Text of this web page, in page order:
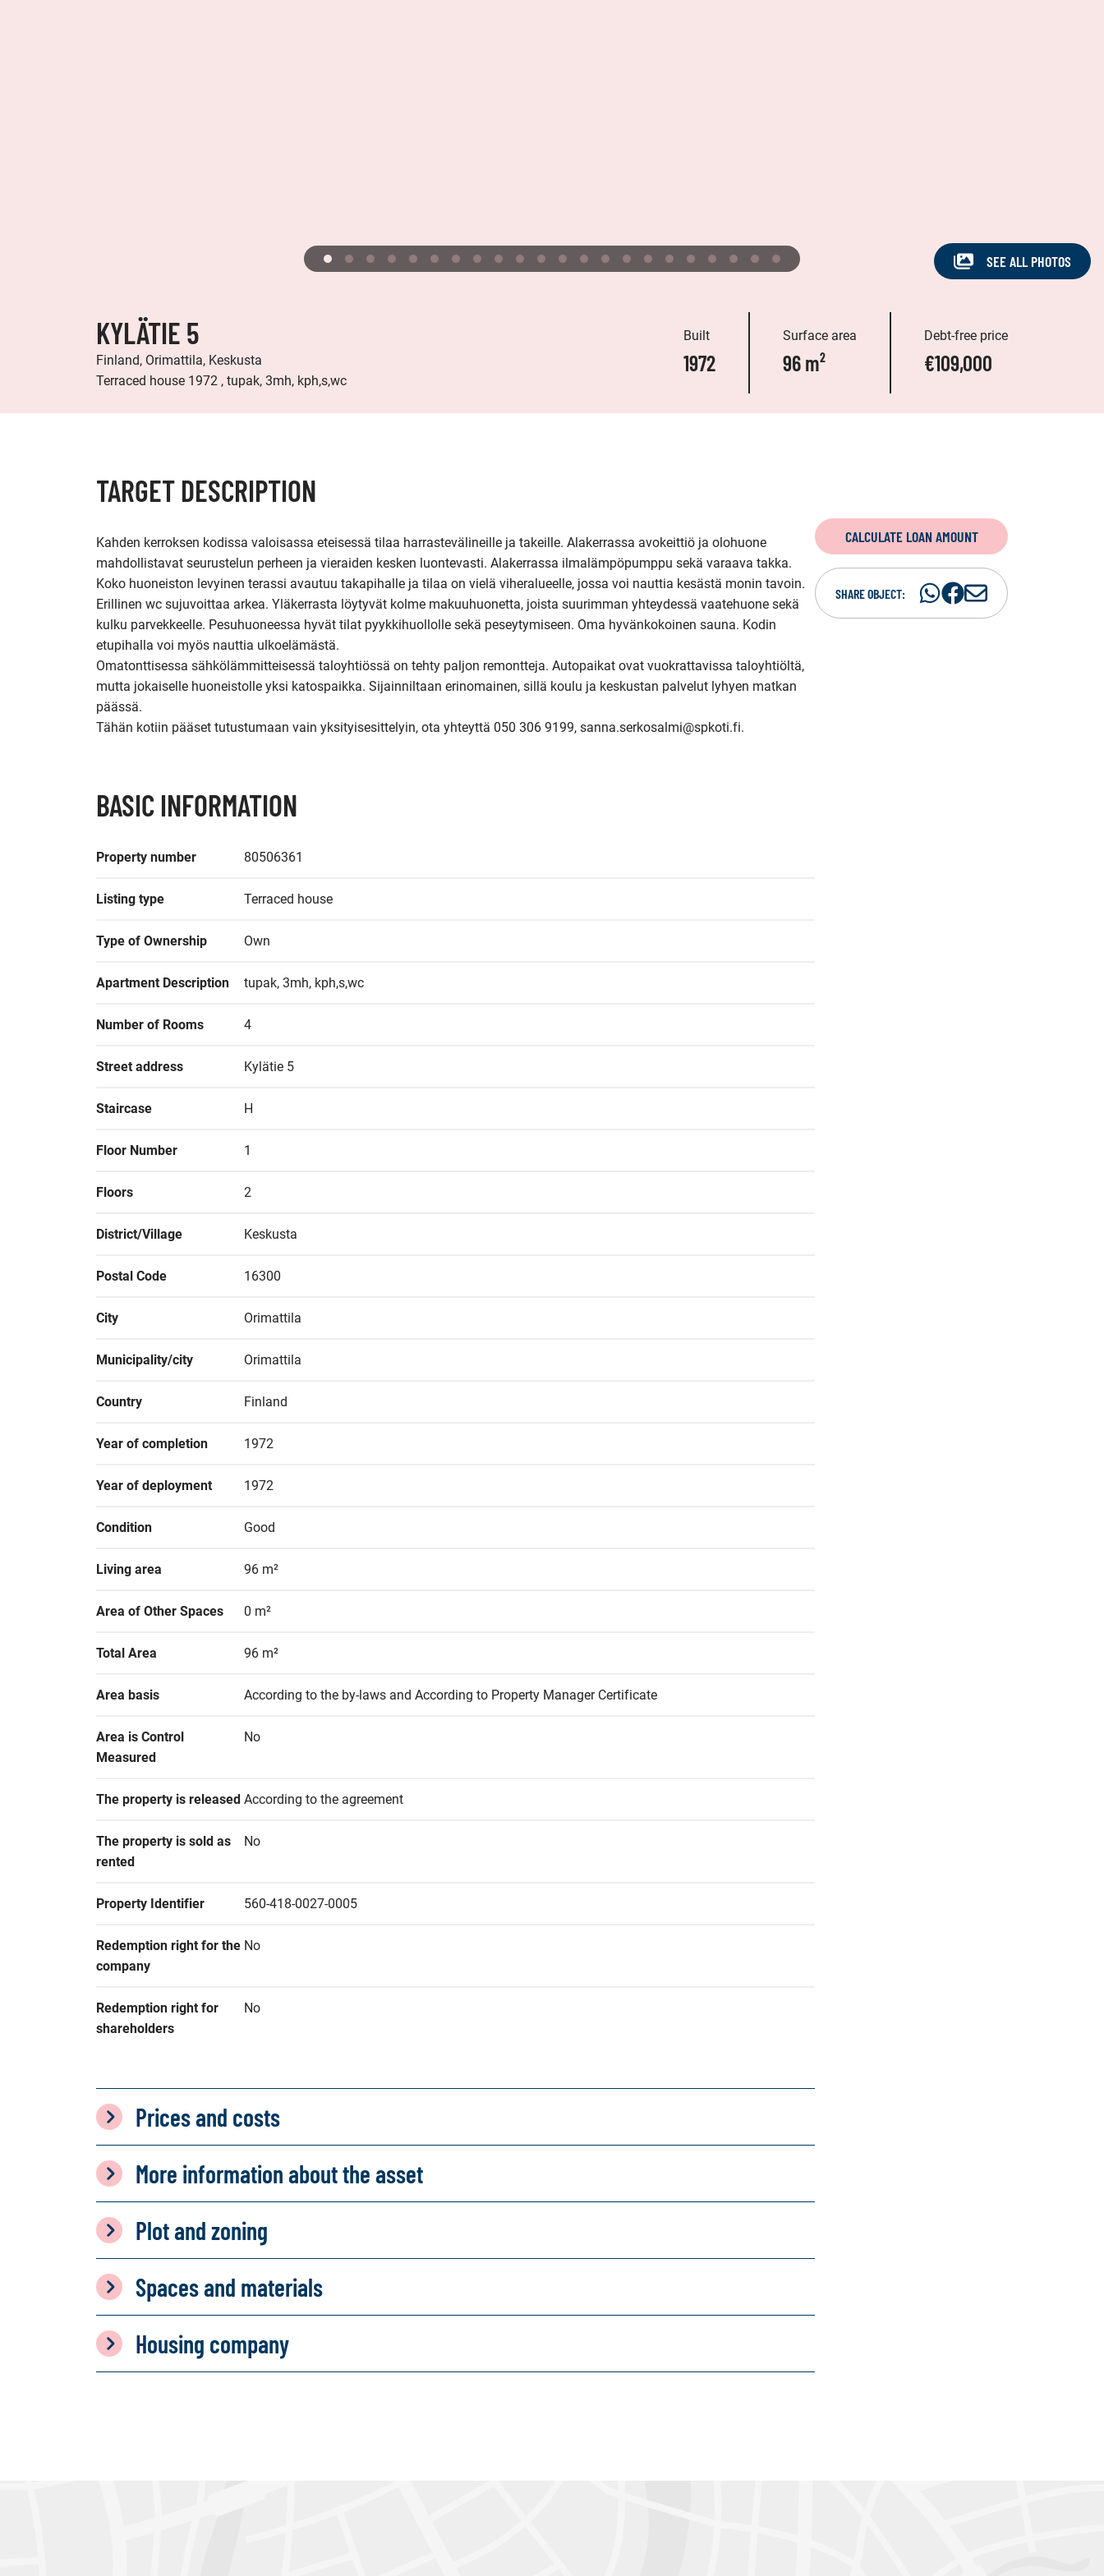
SEE ALL PHOTOS
KYLÄTIE 5
Finland, Orimattila, Keskusta
Terraced house 1972 , tupak, 3mh, kph,s,wc
Built
1972
Surface area
96 m²
Debt-free price
€109,000
TARGET DESCRIPTION
Kahden kerroksen kodissa valoisassa eteisessä tilaa harrastevälineille ja takeille. Alakerrassa avokeittiö ja olohuone
mahdollistavat seurustelun perheen ja vieraiden kesken luontevasti. Alakerrassa ilmalämpöpumppu sekä varaava takka.
Koko huoneiston levyinen terassi avautuu takapihalle ja tilaa on vielä viheralueelle, jossa voi nauttia kesästä monin tavoin.
Erillinen wc sujuvoittaa arkea. Yläkerrasta löytyvät kolme makuuhuonetta, joista suurimman yhteydessä vaatehuone sekä
kulku parvekkeelle. Pesuhuoneessa hyvät tilat pyykkihuollolle sekä peseytymiseen. Oma hyvänkokoinen sauna. Kodin
etupihalla voi myös nauttia ulkoelämästä.
Omatonttisessa sähkölämmitteisessä taloyhtiössä on tehty paljon remontteja. Autopaikat ovat vuokrattavissa taloyhtiöltä,
mutta jokaiselle huoneistolle yksi katospaikka. Sijainniltaan erinomainen, sillä koulu ja keskustan palvelut lyhyen matkan
päässä.
BASIC INFORMATION
Property number 80506361
Listing type Terraced house
Type of Ownership Own
Apartment Description tupak, 3mh, kph,s,wc
Number of Rooms 4
Street address Kylätie 5
Staircase H
Floor Number 1
Floors 2
District/Village Keskusta
Postal Code 16300
City Orimattila
Municipality/city Orimattila
Country Finland
Year of completion 1972
Year of deployment 1972
Condition Good
Living area 96 m²
Area of Other Spaces 0 m²
Total Area 96 m²
Area basis According to the by-laws and According to Property Manager Certificate
Area is Control
Measured
No
The property is released According to the agreement
The property is sold as
rented
No
Property Identifier 560-418-0027-0005
Redemption right for the
company
No
Redemption right for
shareholders
No
Prices and costs
More information about the asset
Plot and zoning
Spaces and materials
Housing company
CALCULATE LOAN AMOUNT
SHARE OBJECT:
ShareShare
S